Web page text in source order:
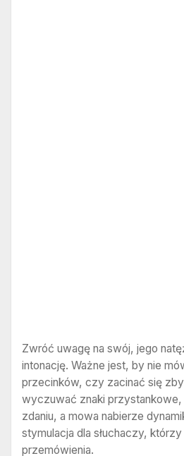
Zwróć uwagę na swój, jego
intonację. Ważne jest, by nie
przecinków, czy zacinać się
wyczuwać znaki przystankowe,
zdaniu, a mowa nabierze
stymulacja dla słuchaczy,
przemówienia.